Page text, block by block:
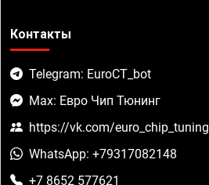
Контакты
Telegram: EuroCT_bot
Max: Евро Чип Тюнинг
https://vk.com/euro_chip_tuning
WhatsApp: +79317082148
+7 8652 577621